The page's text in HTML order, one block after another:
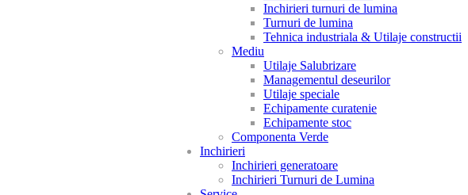
Inchirieri turnuri de lumina
Turnuri de lumina
Tehnica industriala & Utilaje constructii
Mediu
Utilaje Salubrizare
Managementul deseurilor
Utilaje speciale
Echipamente curatenie
Echipamente stoc
Componenta Verde
Inchirieri
Inchirieri generatoare
Inchirieri Turnuri de Lumina